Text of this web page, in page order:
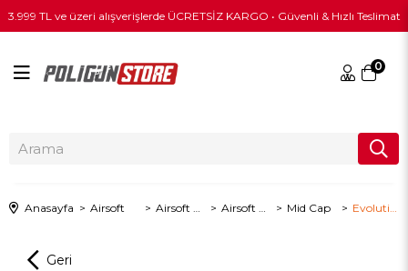
3.999 TL ve üzeri alışverişlerde ÜCRETSİZ KARGO • Güvenli & Hızlı Teslimat
0
Anasayfa Airsoft Mid Cap